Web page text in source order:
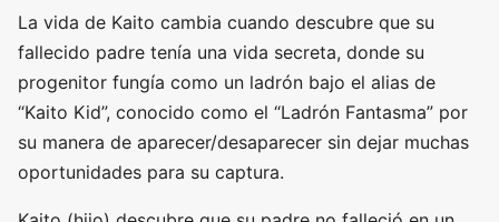
La vida de Kaito cambia cuando descubre que su
fallecido padre tenía una vida secreta, donde su
progenitor fungía como un ladrón bajo el alias de
“Kaito Kid”, conocido como el “Ladrón Fantasma” por
su manera de aparecer/desaparecer sin dejar muchas
oportunidades para su captura.